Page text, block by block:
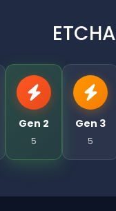
Gen 2
5
Gen 3
5